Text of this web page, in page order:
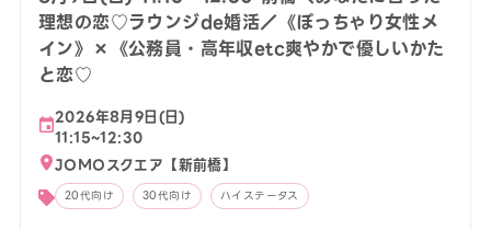
理想の恋♡ラウンジde婚活／《ぽっちゃり女性メ
イン》×《公務員・高年収etc爽やかで優しいかた
と恋♡
2026年8月9日(日)
11:15~12:30
JOMOスクエア【新前橋】
20代向け 30代向け ハイステータス